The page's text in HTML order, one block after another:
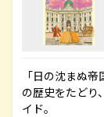
「日の沈まぬ
の歴史をたどり
イド。